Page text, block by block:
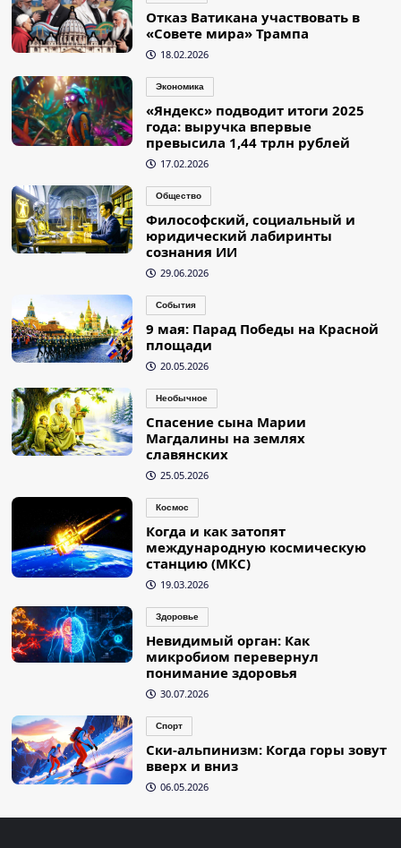
Отказ Ватикана участвовать в
«Совете мира» Трампа
18.02.2026
Экономика
«Яндекс» подводит итоги 2025
года: выручка впервые
превысила 1,44 трлн рублей
17.02.2026
Общество
Философский, социальный и
юридический лабиринты
сознания ИИ
29.06.2026
События
9 мая: Парад Победы на Красной
площади
20.05.2026
Необычное
Спасение сына Марии
Магдалины на землях
славянских
25.05.2026
Космос
Когда и как затопят
международную космическую
станцию (МКС)
19.03.2026
Здоровье
Невидимый орган: Как
микробиом перевернул
понимание здоровья
30.07.2026
Спорт
Ски-альпинизм: Когда горы зовут
вверх и вниз
06.05.2026